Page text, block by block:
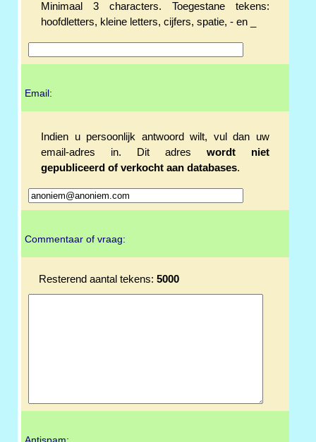
Minimaal 3 characters. Toegestane tekens:
hoofdletters, kleine letters, cijfers, spatie, - en _
Email:
Indien u persoonlijk antwoord wilt, vul dan uw
email-adres in. Dit adres wordt niet
gepubliceerd of verkocht aan databases.
Commentaar of vraag:
Resterend aantal tekens: 5000